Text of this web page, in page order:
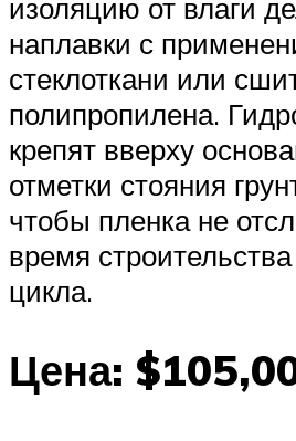
изоляцию от влаги
наплавки с
стеклоткани или
полипропилена.
крепят вверху
отметки стояния
чтобы пленка не
время
цикла.
Цена: